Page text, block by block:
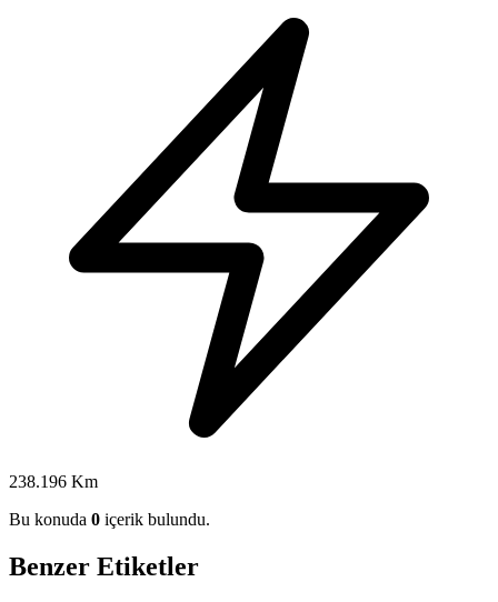
238.196 Km
Bu konuda 0 içerik bulundu.
Benzer Etiketler